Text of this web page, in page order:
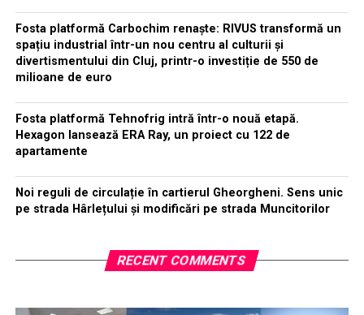
Fosta platformă Carbochim renaște: RIVUS transformă un
spațiu industrial într-un nou centru al culturii și
divertismentului din Cluj, printr-o investiție de 550 de
milioane de euro
Fosta platformă Tehnofrig intră într-o nouă etapă.
Hexagon lansează ERA Ray, un proiect cu 122 de
apartamente
Noi reguli de circulație în cartierul Gheorgheni. Sens unic
pe strada Hârlețului și modificări pe strada Muncitorilor
RECENT COMMENTS